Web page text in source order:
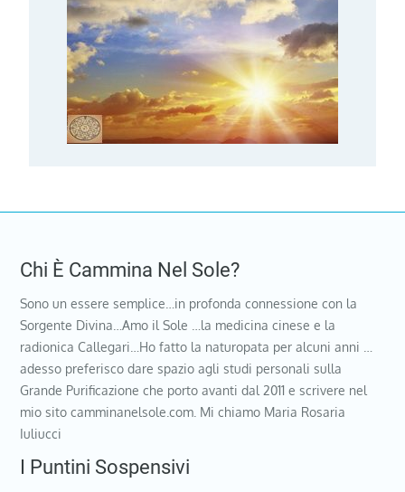
Chi È Cammina Nel Sole?
Sono un essere semplice…in profonda connessione con la
Sorgente Divina…Amo il Sole …la medicina cinese e la
radionica Callegari…Ho fatto la naturopata per alcuni anni …
adesso preferisco dare spazio agli studi personali sulla
Grande Purificazione che porto avanti dal 2011 e scrivere nel
mio sito camminanelsole.com. Mi chiamo Maria Rosaria
Iuliucci
I Puntini Sospensivi